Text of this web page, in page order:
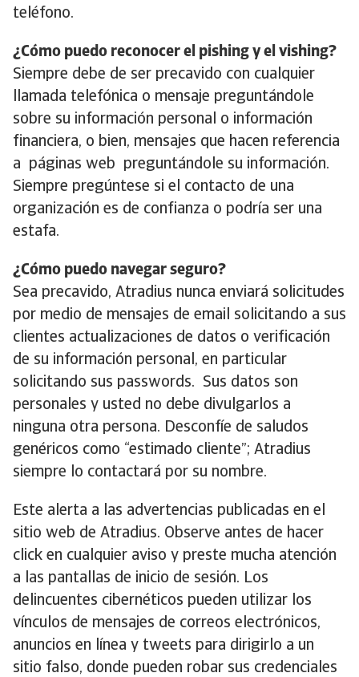
teléfono.
¿Cómo puedo reconocer el pishing y el vishing?
Siempre debe de ser precavido con cualquier
llamada telefónica o mensaje preguntándole
sobre su información personal o información
financiera, o bien, mensajes que hacen referencia
a páginas web preguntándole su información.
Siempre pregúntese si el contacto de una
organización es de confianza o podría ser una
estafa.
¿Cómo puedo navegar seguro?
Sea precavido, Atradius nunca enviará solicitudes
por medio de mensajes de email solicitando a sus
clientes actualizaciones de datos o verificación
de su información personal, en particular
solicitando sus passwords. Sus datos son
personales y usted no debe divulgarlos a
ninguna otra persona. Desconfíe de saludos
genéricos como “estimado cliente”; Atradius
siempre lo contactará por su nombre.
Este alerta a las advertencias publicadas en el
sitio web de Atradius. Observe antes de hacer
click en cualquier aviso y preste mucha atención
a las pantallas de inicio de sesión. Los
delincuentes cibernéticos pueden utilizar los
vínculos de mensajes de correos electrónicos,
anuncios en línea y tweets para dirigirlo a un
sitio falso, donde pueden robar sus credenciales